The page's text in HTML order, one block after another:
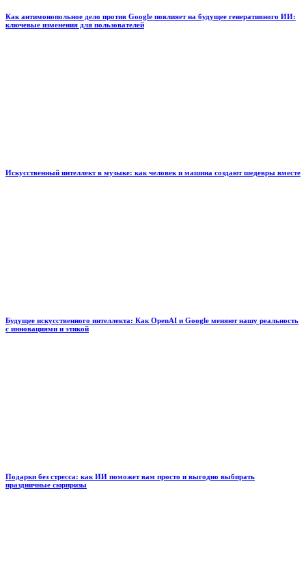
Как антимонопольное дело против Google повлияет на будущее генеративного ИИ:
ключевые изменения для пользователей
Искусственный интеллект в музыке: как человек и машина создают шедевры вместе
Будущее искусственного интеллекта: Как OpenAI и Google меняют нашу реальность
с инновациями и этикой
Подарки без стресса: как ИИ поможет вам просто и выгодно выбирать
праздничные сюрпризы